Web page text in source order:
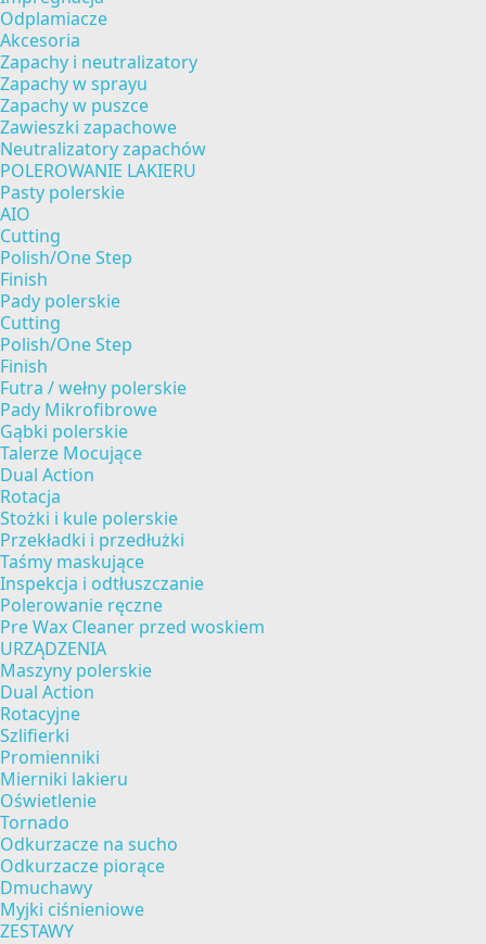
Odplamiacze
Akcesoria
Zapachy i neutralizatory
Zapachy w sprayu
Zapachy w puszce
Zawieszki zapachowe
Neutralizatory zapachów
POLEROWANIE LAKIERU
Pasty polerskie
AIO
Cutting
Polish/One Step
Finish
Pady polerskie
Cutting
Polish/One Step
Finish
Futra / wełny polerskie
Pady Mikrofibrowe
Gąbki polerskie
Talerze Mocujące
Dual Action
Rotacja
Stożki i kule polerskie
Przekładki i przedłużki
Taśmy maskujące
Inspekcja i odtłuszczanie
Polerowanie ręczne
Pre Wax Cleaner przed woskiem
URZĄDZENIA
Maszyny polerskie
Dual Action
Rotacyjne
Szlifierki
Promienniki
Mierniki lakieru
Oświetlenie
Tornado
Odkurzacze na sucho
Odkurzacze piorące
Dmuchawy
Myjki ciśnieniowe
ZESTAWY